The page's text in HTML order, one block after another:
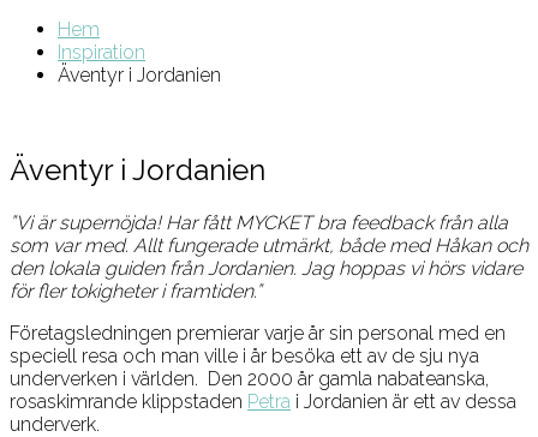
Hem
Inspiration
Äventyr i Jordanien
Äventyr i Jordanien
”Vi är supernöjda! Har fått MYCKET bra feedback från alla
som var med. Allt fungerade utmärkt, både med Håkan och
den lokala guiden från Jordanien. Jag hoppas vi hörs vidare
för fler tokigheter i framtiden.”
Företagsledningen premierar varje år sin personal med en
speciell resa och man ville i år besöka ett av de sju nya
underverken i världen. Den 2000 år gamla nabateanska,
rosaskimrande klippstaden Petra i Jordanien är ett av dessa
underverk.